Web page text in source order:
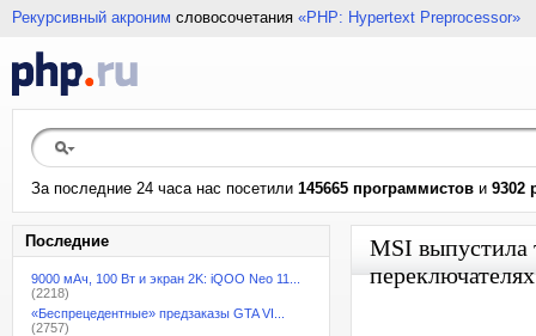
Рекурсивный акроним словосочетания «PHP: Hypertext Preprocessor»
За последние 24 часа нас посетили 145665 программистов и 9302
Последние
9000 мАч, 100 Вт и экран 2K: iQOO Neo 11...
(2218)
«Беспрецедентные» предзаказы GTA VI...
(2757)
MSI выпустила